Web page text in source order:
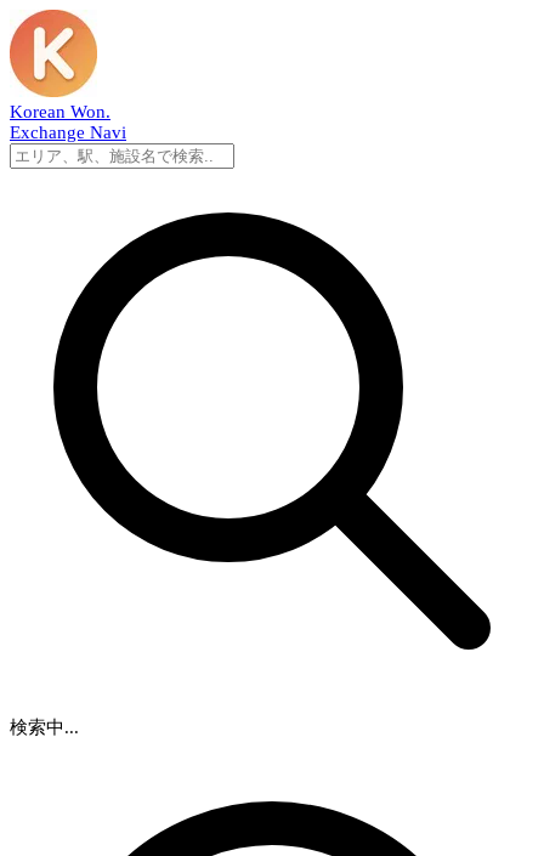
Korean Won.
Exchange Navi
検索中...